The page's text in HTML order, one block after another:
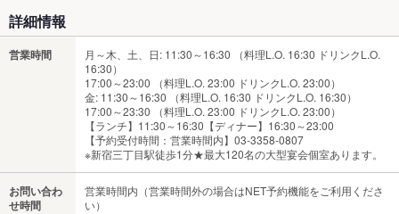
詳細情報
営業時間
月～木、土、日: 11:30～16:30 （料理L.O. 16:30 ドリンクL.O.
16:30）
17:00～23:00 （料理L.O. 23:00 ドリンクL.O. 23:00）
金: 11:30～16:30 （料理L.O. 16:30 ドリンクL.O. 16:30）
17:00～23:30 （料理L.O. 23:00 ドリンクL.O. 23:00）
【ランチ】11:30～16:30【ディナー】16:30～23:00
【予約受付時間：営業時間内】03-3358-0807
※新宿三丁目駅徒歩1分★最大120名の大型宴会個室あります。
お問い合わ
せ時間
営業時間内（営業時間外の場合はNET予約機能をご利用くださ
い）